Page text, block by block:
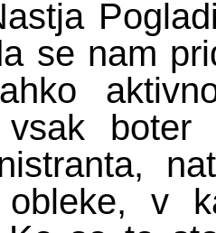
se nam
boter
obleke, v